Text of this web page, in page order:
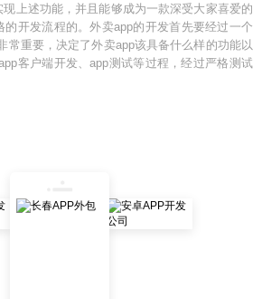
上述功能，并且能够成为一款深受大家喜爱的
的开发流程的。外卖app的开发首先要经过一个
常重要，决定了外卖app该具备什么样的功能以
客户端开发、app测试等过程，经过严格测试